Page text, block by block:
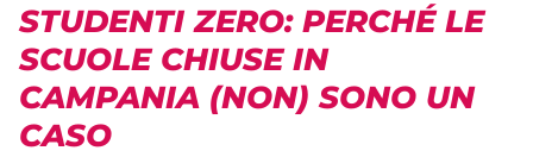
STUDENTI ZERO: PERCHÉ LE
SCUOLE CHIUSE IN
CAMPANIA (NON) SONO UN
CASO